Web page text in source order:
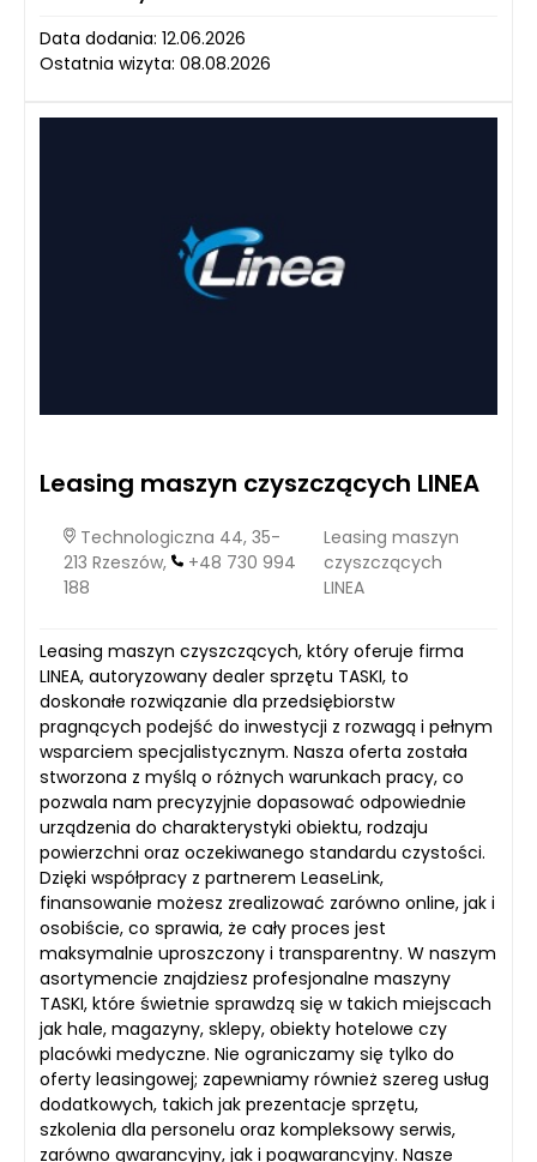
Data dodania: 12.06.2026
Ostatnia wizyta: 08.08.2026
Leasing maszyn czyszczących LINEA
Technologiczna 44, 35-
213 Rzeszów,
+48 730 994
188
Leasing maszyn
czyszczących
LINEA
Leasing maszyn czyszczących, który oferuje firma
LINEA, autoryzowany dealer sprzętu TASKI, to
doskonałe rozwiązanie dla przedsiębiorstw
pragnących podejść do inwestycji z rozwagą i pełnym
wsparciem specjalistycznym. Nasza oferta została
stworzona z myślą o różnych warunkach pracy, co
pozwala nam precyzyjnie dopasować odpowiednie
urządzenia do charakterystyki obiektu, rodzaju
powierzchni oraz oczekiwanego standardu czystości.
Dzięki współpracy z partnerem LeaseLink,
finansowanie możesz zrealizować zarówno online, jak i
osobiście, co sprawia, że cały proces jest
maksymalnie uproszczony i transparentny. W naszym
asortymencie znajdziesz profesjonalne maszyny
TASKI, które świetnie sprawdzą się w takich miejscach
jak hale, magazyny, sklepy, obiekty hotelowe czy
placówki medyczne. Nie ograniczamy się tylko do
oferty leasingowej; zapewniamy również szereg usług
dodatkowych, takich jak prezentacje sprzętu,
szkolenia dla personelu oraz kompleksowy serwis,
zarówno gwarancyjny, jak i pogwarancyjny. Nasze